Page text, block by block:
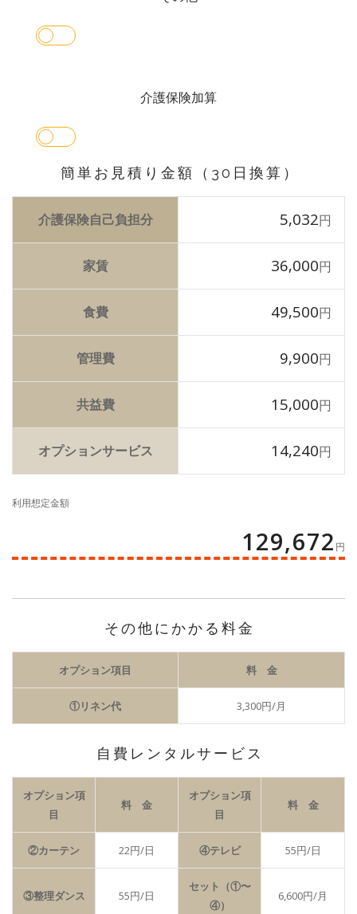
介護保険加算
簡単お見積り金額（30日換算）
介護保険自己負担分 5,032円
家賃 36,000円
食費 49,500円
管理費 9,900円
共益費 15,000円
オプションサービス 14,240円
利用想定金額
129,672 円
その他にかかる料金
オプション項目 料 金
①リネン代 3,300円/月
自費レンタルサービス
オプション項
目
料 金
オプション項
目
料 金
②カーテン 22円/日 ④テレビ 55円/日
③整理ダンス 55円/日
セット（①〜
④）
6,600円/月